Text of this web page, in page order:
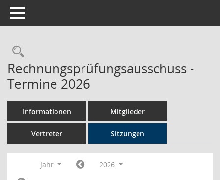
Toggle navigation
Rechercheauswahl
Rechnungsprüfungsausschuss -
Termine 2026
Informationen Mitglieder
Vertreter Sitzungen
Jahr 2026